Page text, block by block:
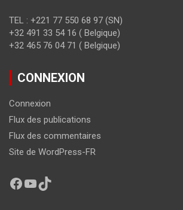
TEL : +221 77 550 68 97 (SN)
+32 491 33 54 16 ( Belgique)
+32 465 76 04 71 ( Belgique)
CONNEXION
Connexion
Flux des publications
Flux des commentaires
Site de WordPress-FR